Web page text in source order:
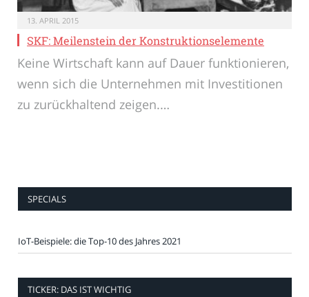
13. APRIL 2015
SKF: Meilenstein der Konstruktionselemente
Keine Wirtschaft kann auf Dauer funktionieren,
wenn sich die Unternehmen mit Investitionen
zu zurückhaltend zeigen.…
SPECIALS
IoT-Beispiele: die Top-10 des Jahres 2021
TICKER: DAS IST WICHTIG